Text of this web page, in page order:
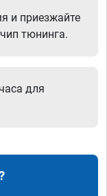
и приезжайте
тюнинга.
для